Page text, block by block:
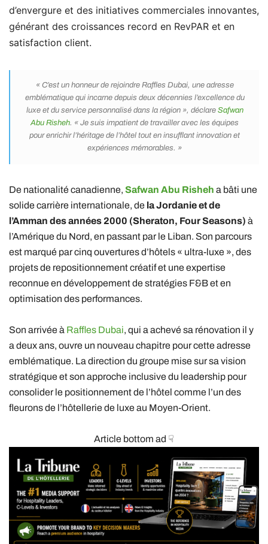
d’envergure et des initiatives commerciales innovantes,
générant des croissances record en RevPAR et en
satisfaction client.
« C’est un honneur de rejoindre Raffles Dubai, une adresse
emblématique qui incarne depuis deux décennies l’excellence du
luxe et du service personnalisé dans la région », déclare Safwan
Abu Risheh. « Je suis impatient de travailler avec les équipes
pour enrichir l’héritage de l’hôtel tout en insufflant innovation et
expériences mémorables. »
De nationalité canadienne, Safwan Abu Risheh a bâti une
solide carrière internationale, de la Jordanie et de
l’Amman des années 2000 (Sheraton, Four Seasons) à
l’Amérique du Nord, en passant par le Liban. Son parcours
est marqué par cinq ouvertures d’hôtels « ultra-luxe », des
projets de repositionnement créatif et une expertise
reconnue en développement de stratégies F&B et en
optimisation des performances.
Son arrivée à Raffles Dubai, qui a achevé sa rénovation il y
a deux ans, ouvre un nouveau chapitre pour cette adresse
emblématique. La direction du groupe mise sur sa vision
stratégique et son approche inclusive du leadership pour
consolider le positionnement de l’hôtel comme l’un des
fleurons de l’hôtellerie de luxe au Moyen-Orient.
Article bottom ad ☟